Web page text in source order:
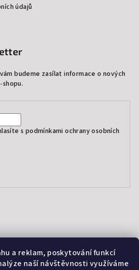
a reklam, poskytování funkcí
naší návštěvnosti využíváme
údajů
budeme zasílat informace o nových
s podmínkami ochrany osobních